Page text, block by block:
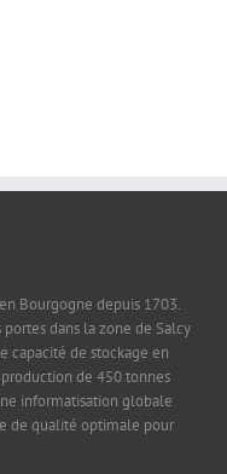
Bourgogne depuis 1703.
dans la zone de Salcy
capacité de stockage en
de 450 tonnes
informatisation globale
de qualité optimale pour